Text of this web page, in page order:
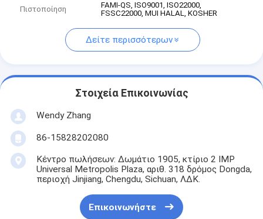
Πιστοποίηση
FAMI-QS, ISO9001, ISO22000,
FSSC22000, MUI HALAL, KOSHER
Δείτε περισσότερων
Στοιχεία Επικοινωνίας
Wendy Zhang
86-15828202080
Κέντρο πωλήσεων: Δωμάτιο 1905, κτίριο 2 IMP
Universal Metropolis Plaza, αριθ. 318 δρόμος Dongda,
περιοχή Jinjiang, Chengdu, Sichuan, ΛΔΚ.
Επικοινωνήστε